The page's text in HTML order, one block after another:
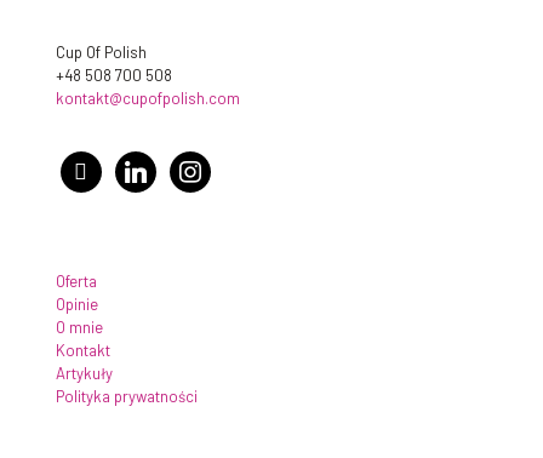
Cup Of Polish
+48 508 700 508
kontakt@cupofpolish.com
facebooklinkedin instagram
Oferta
Opinie
O mnie
Kontakt
Artykuły
Polityka prywatności